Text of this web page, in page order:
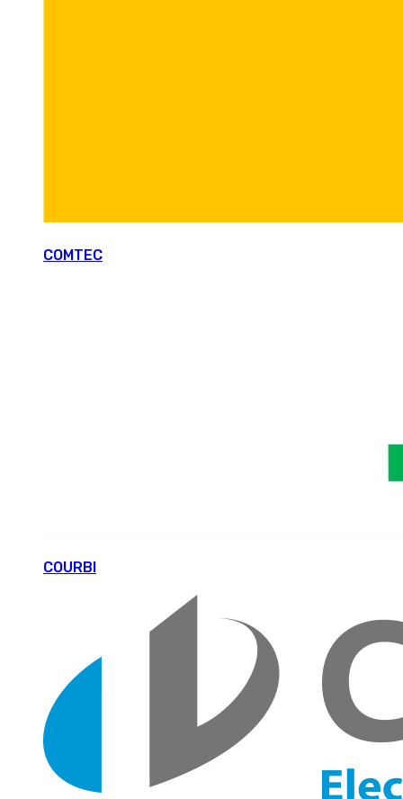
COMTEC
COURBI